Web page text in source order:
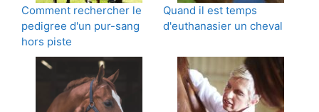
Comment rechercher le
pedigree d'un pur-sang
hors piste
Quand il est temps
d'euthanasier un cheval